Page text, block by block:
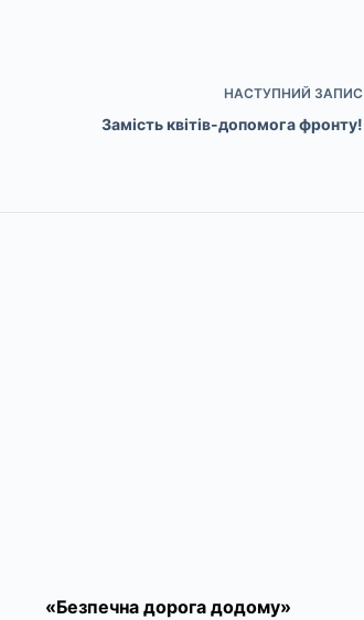
НАСТУПНИЙ ЗАПИС
Замість квітів-допомога фронту!
«Безпечна дорога додому»